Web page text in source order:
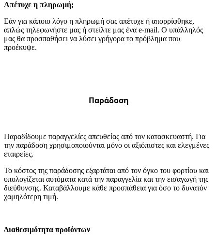
Απέτυχε η πληρωμή;
Εάν για κάποιο λόγο η πληρωμή σας απέτυχε ή απορρίφθηκε,
απλώς τηλεφωνήστε μας ή στείλτε μας ένα e-mail. Ο υπάλληλός
μας θα προσπαθήσει να λύσει γρήγορα το πρόβλημα που
προέκυψε.
Παράδοση
Παραδίδουμε παραγγελίες απευθείας από τον κατασκευαστή. Για
την παράδοση χρησιμοποιούνται μόνο οι αξιόπιστες και ελεγμένες
εταιρείες.
Το κόστος της παράδοσης εξαρτάται από τον όγκο του φορτίου και
υπολογίζεται αυτόματα κατά την παραγγελία και την εισαγωγή της
διεύθυνσης. Καταβάλλουμε κάθε προσπάθεια για όσο το δυνατόν
χαμηλότερη τιμή.
Διαθεσιμότητα προϊόντων